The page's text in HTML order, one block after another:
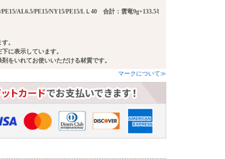
PE15/AL6.5/PE15/NY15/PE15/LＬ40 合計：雲竜9g+133.5ﾐ
。
に表示しています。
をいれてお使いいただける材質です。
マークについて≫